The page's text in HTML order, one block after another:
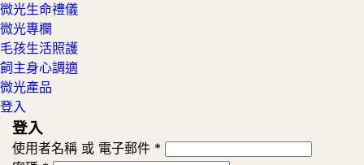
微光生命禮儀
微光專欄
毛孩生活照護
飼主身心調適
微光產品
登入
登入
使用者名稱 或 電子郵件 *